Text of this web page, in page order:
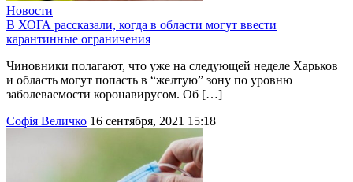
Новости
В ХОГА рассказали, когда в области могут ввести
карантинные ограничения
Чиновники полагают, что уже на следующей неделе Харьков
и область могут попасть в “желтую” зону по уровню
заболеваемости коронавирусом. Об […]
Софія Величко 16 сентября, 2021 15:18